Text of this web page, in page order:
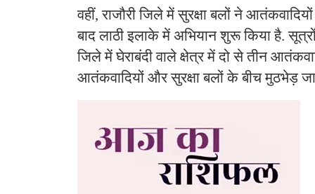
वहीं, राजौरी जिले में सुरक्षा बलों ने
बाद लाठी इलाके में अभियान शुरू किया है. सूत्रों
जिले में घेराबंदी वाले क्षेत्र में दो से तीन
आतंकवादियों और सुरक्षा बलों के बीच मुठभेड़